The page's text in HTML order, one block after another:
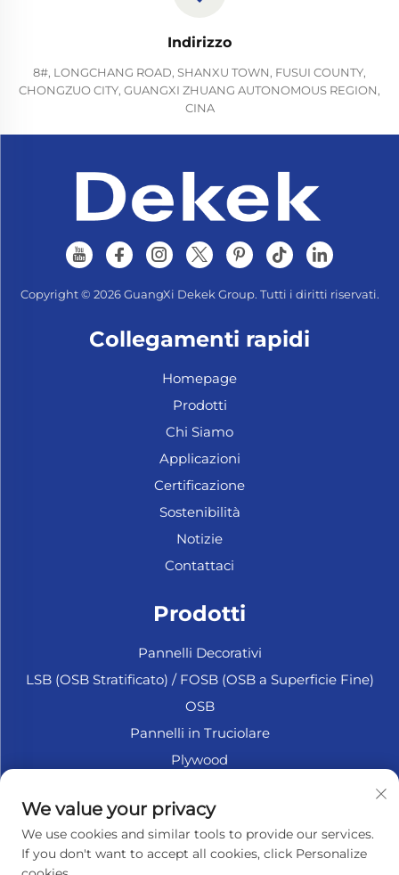
Indirizzo
8#, LONGCHANG ROAD, SHANXU TOWN, FUSUI COUNTY,
CHONGZUO CITY, GUANGXI ZHUANG AUTONOMOUS REGION,
CINA
Copyright © 2026 GuangXi Dekek Group. Tutti i diritti riservati.
Collegamenti rapidi
Homepage
Prodotti
Chi Siamo
Applicazioni
Certificazione
Sostenibilità
Notizie
Contattaci
Prodotti
Pannelli Decorativi
LSB (OSB Stratificato) / FOSB (OSB a Superficie Fine)
OSB
Pannelli in Truciolare
Plywood
Fiberboard
Accessori
We value your privacy
We use cookies and similar tools to provide our services.
If you don't want to accept all cookies, click Personalize